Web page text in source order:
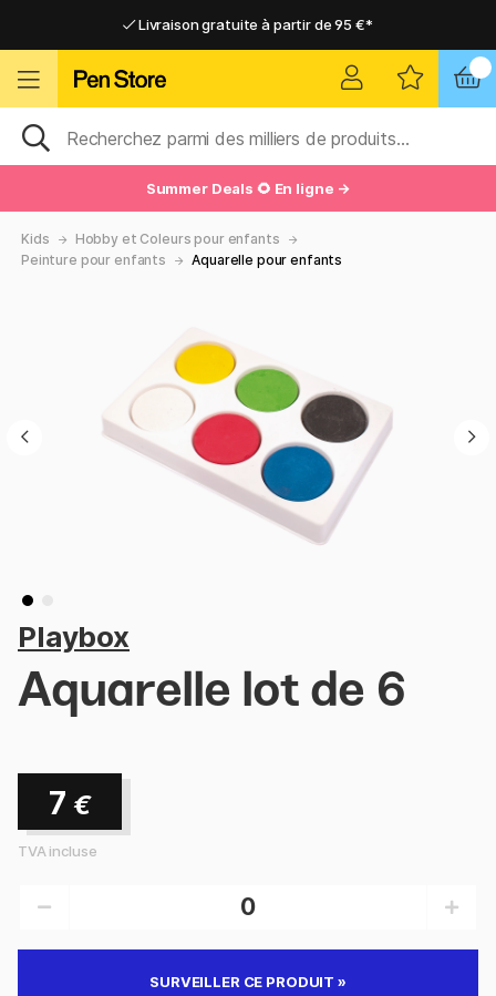
Livraison gratuite à partir de 95 €*
Livraison domicile ou point relais
Livraison gratuite à partir de 95 €*
Livraison domicile ou point relais
Summer Deals 🌻 En ligne →
Kids
Hobby et Coleurs pour enfants
Peinture pour enfants
Aquarelle pour enfants
Playbox
Aquarelle lot de 6
7 €
TVA incluse
SURVEILLER CE PRODUIT »